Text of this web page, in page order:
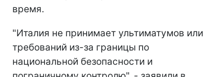
время.
"Италия не принимает ультиматумов или
требований из-за границы по
национальной безопасности и